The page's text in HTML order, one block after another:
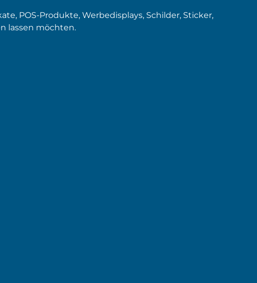
POS-Produkte, Werbedisplays, Schilder, Sticker,
lassen möchten.